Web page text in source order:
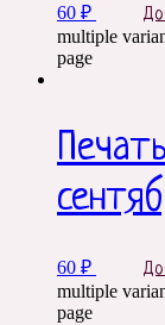
60 ₽
multiple
page
60 ₽
multiple
page